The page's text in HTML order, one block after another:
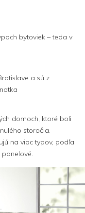
bytoviek – teda v
a sú z
domoch, ktoré boli
storočia.
na viac typov, podľa